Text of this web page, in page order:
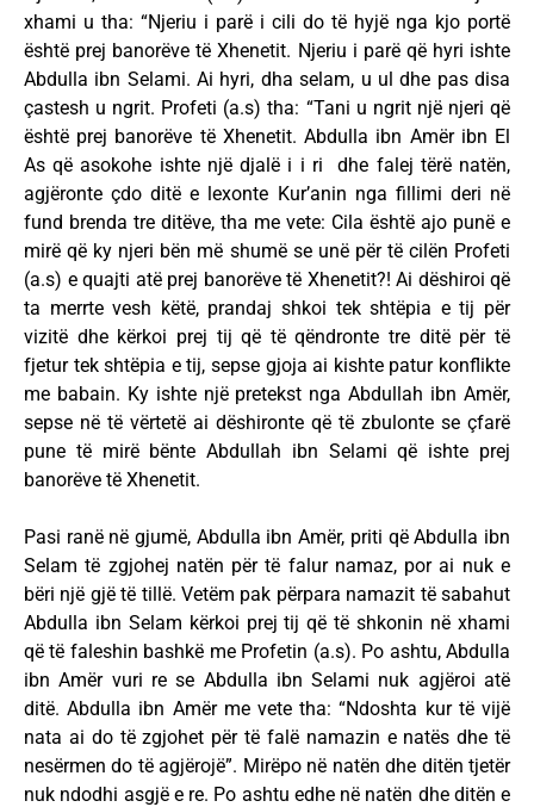
xhami u tha: “Njeriu i parë i cili do të hyjë nga kjo portë
është prej banorëve të Xhenetit. Njeriu i parë që hyri ishte
Abdulla ibn Selami. Ai hyri, dha selam, u ul dhe pas disa
çastesh u ngrit. Profeti (a.s) tha: “Tani u ngrit një njeri që
është prej banorëve të Xhenetit. Abdulla ibn Amër ibn El
As që asokohe ishte një djalë i i ri dhe falej tërë natën,
agjëronte çdo ditë e lexonte Kur’anin nga fillimi deri në
fund brenda tre ditëve, tha me vete: Cila është ajo punë e
mirë që ky njeri bën më shumë se unë për të cilën Profeti
(a.s) e quajti atë prej banorëve të Xhenetit?! Ai dëshiroi që
ta merrte vesh këtë, prandaj shkoi tek shtëpia e tij për
vizitë dhe kërkoi prej tij që të qëndronte tre ditë për të
fjetur tek shtëpia e tij, sepse gjoja ai kishte patur konflikte
me babain. Ky ishte një pretekst nga Abdullah ibn Amër,
sepse në të vërtetë ai dëshironte që të zbulonte se çfarë
pune të mirë bënte Abdullah ibn Selami që ishte prej
banorëve të Xhenetit.
Pasi ranë në gjumë, Abdulla ibn Amër, priti që Abdulla ibn
Selam të zgjohej natën për të falur namaz, por ai nuk e
bëri një gjë të tillë. Vetëm pak përpara namazit të sabahut
Abdulla ibn Selam kërkoi prej tij që të shkonin në xhami
që të faleshin bashkë me Profetin (a.s). Po ashtu, Abdulla
ibn Amër vuri re se Abdulla ibn Selami nuk agjëroi atë
ditë. Abdulla ibn Amër me vete tha: “Ndoshta kur të vijë
nata ai do të zgjohet për të falë namazin e natës dhe të
nesërmen do të agjërojë”. Mirëpo në natën dhe ditën tjetër
nuk ndodhi asgjë e re. Po ashtu edhe në natën dhe ditën e